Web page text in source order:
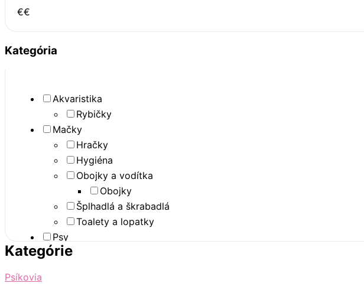
€€
Kategória
Akvaristika
Rybičky
Mačky
Hračky
Hygiéna
Obojky a vodítka
Obojky
Šplhadlá a škrabadlá
Toalety a lopatky
Psy
Kategórie
Psíkovia